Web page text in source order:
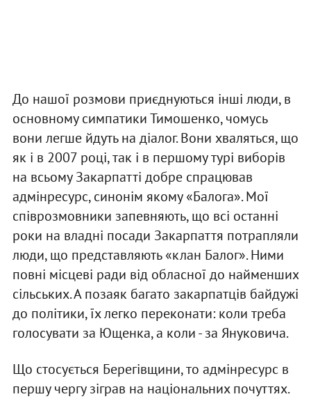
До нашої розмови приєднуються інші люди, в
основному симпатики Тимошенко, чомусь
вони легше йдуть на діалог. Вони хваляться, що
як і в 2007 році, так і в першому турі виборів
на всьому Закарпатті добре спрацював
адмінресурс, синонім якому «Балога». Мої
співрозмовники запевняють, що всі останні
роки на владні посади Закарпаття потрапляли
люди, що представляють «клан Балог». Ними
повні місцеві ради від обласної до найменших
сільських. А позаяк багато закарпатців байдужі
до політики, їх легко переконати: коли треба
голосувати за Ющенка, а коли - за Януковича.
Що стосується Берегівщини, то адмінресурс в
першу чергу зіграв на національних почуттях.